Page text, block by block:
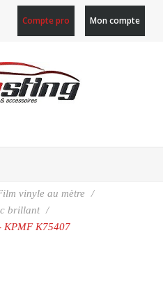
Compte pro Mon compte
vinyle au mètre
brillant
KPMF K75407